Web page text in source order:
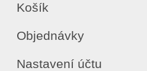
Košík
Objednávky
Nastavení účtu